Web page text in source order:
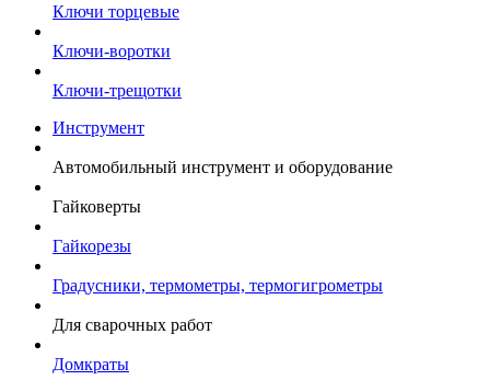
Ключи торцевые
Ключи-воротки
Ключи-трещотки
Инструмент
Автомобильный инструмент и оборудование
Гайковерты
Гайкорезы
Градусники, термометры, термогигрометры
Для сварочных работ
Домкраты